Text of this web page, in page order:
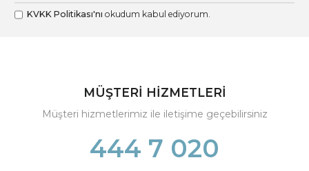
KVKK Politikası'nı okudum kabul ediyorum.
MÜŞTERİ HİZMETLERİ
Müşteri hizmetlerimiz ile iletişime geçebilirsiniz
444 7 020